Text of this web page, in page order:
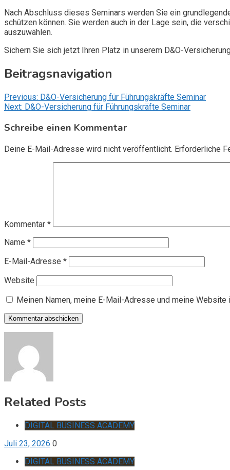
Nach Abschluss dieses Seminars werden Sie ein
schützen können. Sie werden auch in der Lage sein, die
auszuwählen.
Sichern Sie sich jetzt Ihren Platz in unserem D&O-
Beitragsnavigation
Previous: D&O-Versicherung für Führungskräfte Seminar
Next: D&O-Versicherung für Führungskräfte Seminar
Schreibe einen Kommentar
Deine E-Mail-Adresse wird nicht veröffentlicht. Erforderliche
Kommentar *
Name *
E-Mail-Adresse *
Website
Meinen Namen, meine E-Mail-Adresse und meine
Related Posts
DIGITAL BUSINESS ACADEMY
Juli 23, 2026 0
DIGITAL BUSINESS ACADEMY